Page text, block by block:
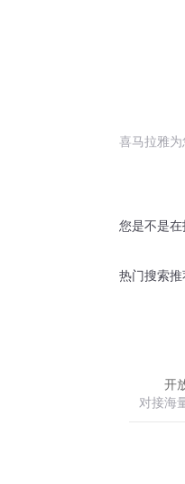
喜马拉雅
您是不是在
热门搜索推
开
对接海